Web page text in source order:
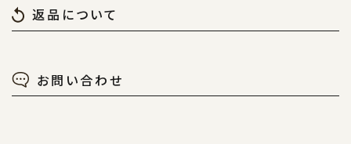
返品について
お問い合わせ